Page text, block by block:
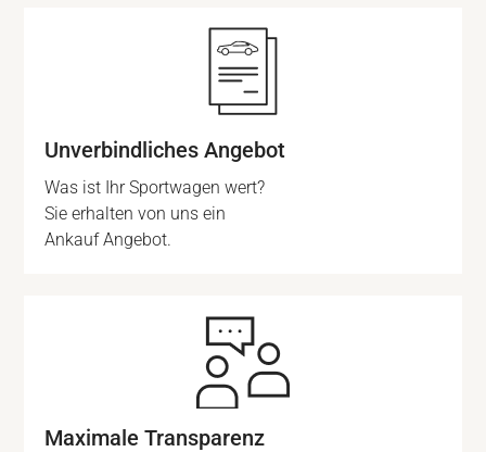
Unverbindliches Angebot
Was ist Ihr Sportwagen wert?
Sie erhalten von uns ein
Ankauf Angebot.
Maximale Transparenz